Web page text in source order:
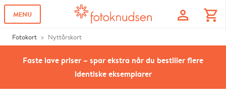
MENU profile shopping_cart
Fotokort Nyttårskort
Faste lave priser – spar ekstra når du bestiller flere
identiske eksemplarer